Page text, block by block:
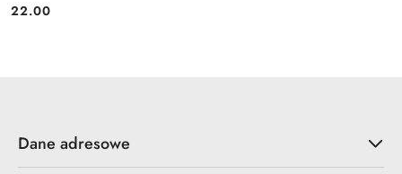
Cena:
22.00
Dane adresowe